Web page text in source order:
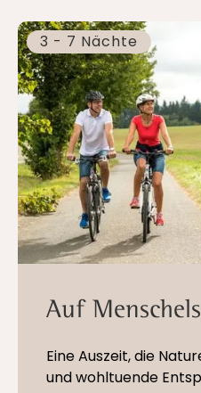
3 - 7 Nächte
Auf
Eine Auszeit, die
und wohltuende